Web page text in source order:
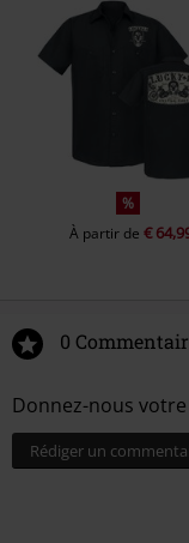
%
À partir de€
0
Donnez-nous votre
Rédiger un